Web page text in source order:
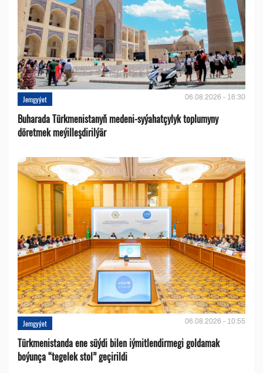
Jemgyýet 06.08.2026 - 16:30
Buharada Türkmenistanyň medeni-syýahatçylyk toplumyny
döretmek meýilleşdirilýär
Jemgyýet 06.08.2026 - 10:55
Türkmenistanda ene süýdi bilen iýmitlendirmegi goldamak
boýunça “tegelek stol” geçirildi